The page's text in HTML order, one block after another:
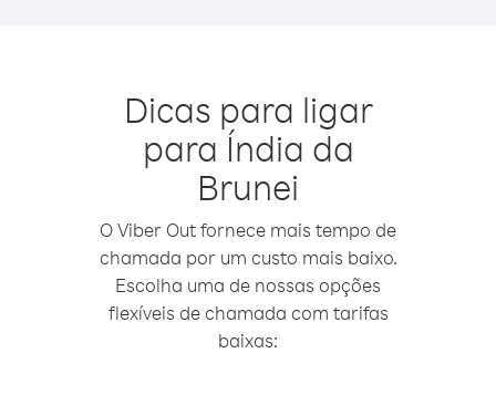
Dicas para ligar
para Índia da
Brunei
O Viber Out fornece mais tempo de
chamada por um custo mais baixo.
Escolha uma de nossas opções
flexíveis de chamada com tarifas
baixas: